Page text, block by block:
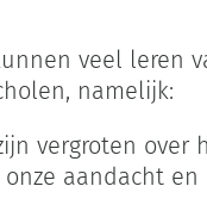
veel leren
namelijk:
vergroten over
aandacht en